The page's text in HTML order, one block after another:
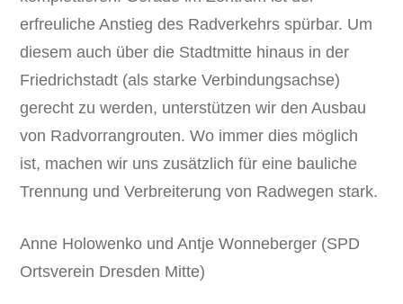
erfreuliche Anstieg des Radverkehrs spürbar. Um
diesem auch über die Stadtmitte hinaus in der
Friedrichstadt (als starke Verbindungsachse)
gerecht zu werden, unterstützen wir den Ausbau
von Radvorrangrouten. Wo immer dies möglich
ist, machen wir uns zusätzlich für eine bauliche
Trennung und Verbreiterung von Radwegen stark.
Anne Holowenko und Antje Wonneberger (SPD
Ortsverein Dresden Mitte)